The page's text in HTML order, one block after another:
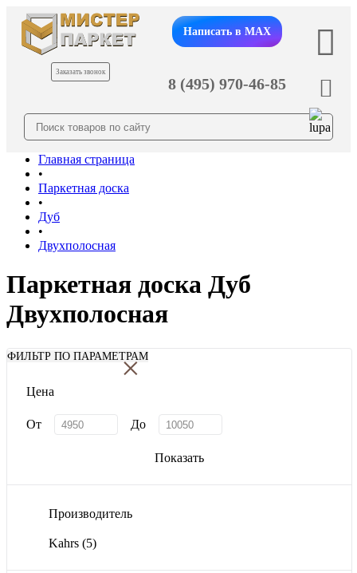
Заказать звонок
Написать в MAX
8 (495) 970-46-85
Главная страница
•
Паркетная доска
•
Дуб
•
Двухполосная
Паркетная доска Дуб
Двухполосная
ФИЛЬТР ПО ПАРАМЕТРАМ
×
Цена
От До
Показать
Производитель
Kahrs (5)